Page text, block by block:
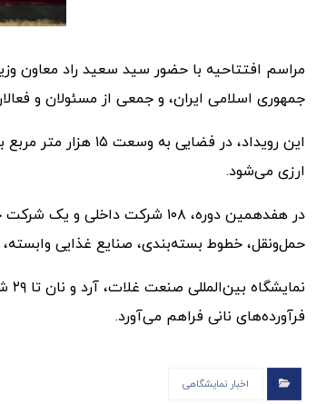
مراسم افتتاحیه با حضور سید سعید راد معاون
جمهوری اسلامی ایران، و جمعی از مسئولان و
ارزی می‌شود.
در هفدهمین دوره، ۱۰۸ شرکت
حمل‌ونقل، خطوط بسته‌بندی، صنایع غذایی
فرآورده‌های نانی فراهم می‌آورد.
اخبار نمایشگاهی